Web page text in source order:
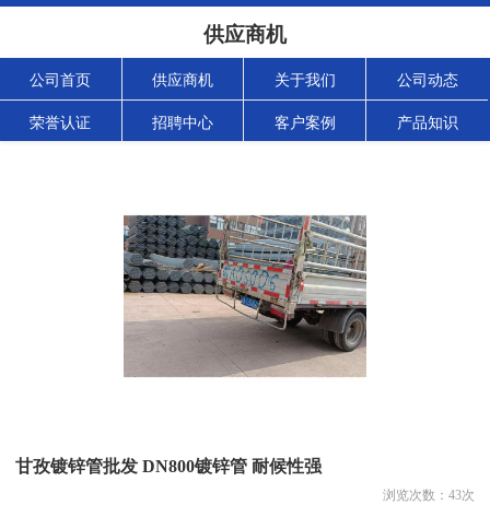
供应商机
公司首页 供应商机 关于我们 公司动态
荣誉认证 招聘中心 客户案例 产品知识
甘孜镀锌管批发 DN800镀锌管 耐候性强
浏览次数： 43次